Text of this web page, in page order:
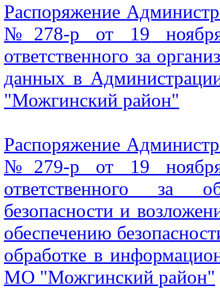
Распоряжение
№278-р от 19
ответственного за
данных в
"Можгинский район"
Распоряжение
№279-р от 19
ответственного за
безопасности и
обеспечению
обработке в
МО "Можгинский район"